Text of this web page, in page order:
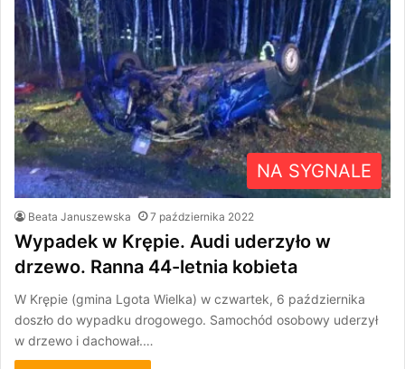
NA SYGNALE
Beata Januszewska 7 października 2022
Wypadek w Krępie. Audi uderzyło w
drzewo. Ranna 44-letnia kobieta
W Krępie (gmina Lgota Wielka) w czwartek, 6 października
doszło do wypadku drogowego. Samochód osobowy uderzył
w drzewo i dachował.…